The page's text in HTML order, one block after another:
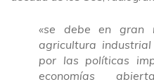
«se debe en gran
agricultura
por las políticas
economías